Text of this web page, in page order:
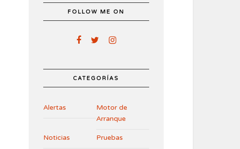
FOLLOW ME ON
CATEGORÍAS
Alertas
Motor de
Arranque
Noticias Pruebas